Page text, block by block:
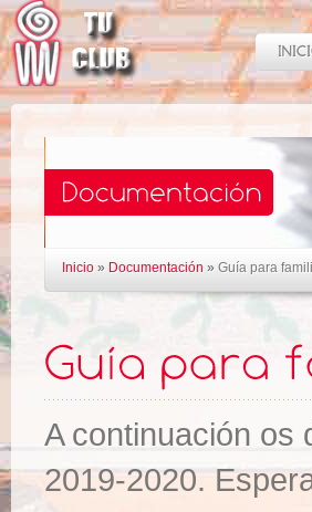
Inicio » Documentación » Guía para
A continuación os
2019-2020.